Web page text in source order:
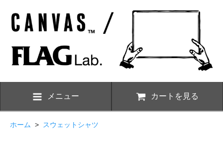
メニュー カートを見る
ホーム > スウェットシャツ